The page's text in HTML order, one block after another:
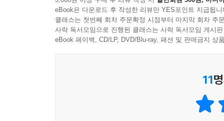
걸작이라고 불리는 작품들이 보통 그러하듯, 『죄
범죄 소설이다. 오만한 젊은이가 살인을 저지른
사건 중심이 아니라 대화 중심으로 전개되기 때문
통해서 종교적인 믿음, 인간애의 중요성을 강조하
eBook은 다운로드 후 작성한 리뷰만 YES포인트 지급됩니
클래스는 첫번째 회차 주문확정 시점부터 마지막 회차 주
사락 독서모임으로 진행된 클래스는 사락 독서모임 게시
eBook 페이백, CD/LP, DVD/Blu-ray, 패션 및 판매금지 상
11